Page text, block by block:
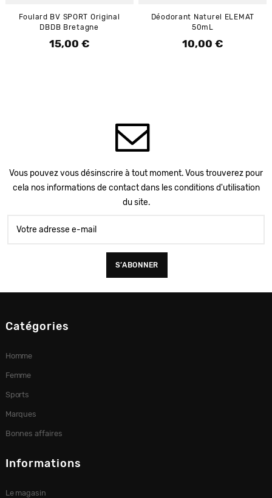
Foulard BV SPORT Original
DBDB Bretagne
Prix
15,00 €
Déodorant Naturel ELEMAT
50mL
Prix
10,00 €
Vous pouvez vous désinscrire à tout moment. Vous trouverez pour
cela nos informations de contact dans les conditions d'utilisation
du site.
Catégories
Homme
Femme
Sports
Marques
Bonnes affaires
Informations
Le magasin